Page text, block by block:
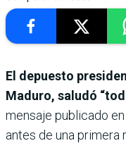
El depuesto
Maduro, saludó
mensaje publicado
antes de una primera